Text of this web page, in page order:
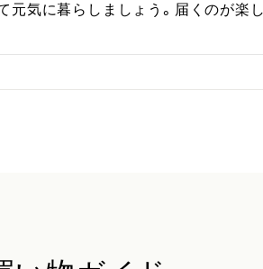
元気に暮らしましょう。届くのが楽